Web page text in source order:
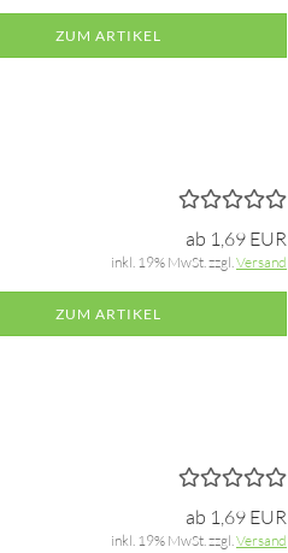
ZUM ARTIKEL
ab 1,69 EUR
inkl. 19% MwSt. zzgl.Versand
ZUM ARTIKEL
ab 1,69 EUR
inkl. 19% MwSt. zzgl.Versand